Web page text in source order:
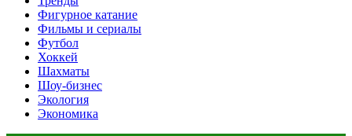
Фигурное катание
Фильмы и сериалы
Футбол
Хоккей
Шахматы
Шоу-бизнес
Экология
Экономика